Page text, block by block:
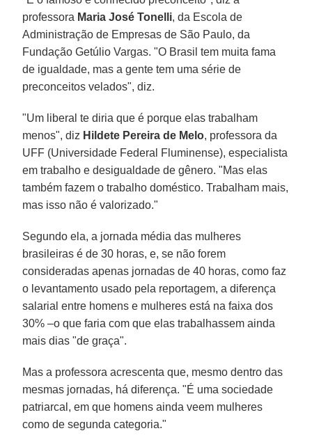
professora Maria José Tonelli, da Escola de
Administração de Empresas de São Paulo, da
Fundação Getúlio Vargas. "O Brasil tem muita fama
de igualdade, mas a gente tem uma série de
preconceitos velados", diz.
"Um liberal te diria que é porque elas trabalham
menos", diz Hildete Pereira de Melo, professora da
UFF (Universidade Federal Fluminense), especialista
em trabalho e desigualdade de gênero. "Mas elas
também fazem o trabalho doméstico. Trabalham mais,
mas isso não é valorizado."
Segundo ela, a jornada média das mulheres
brasileiras é de 30 horas, e, se não forem
consideradas apenas jornadas de 40 horas, como faz
o levantamento usado pela reportagem, a diferença
salarial entre homens e mulheres está na faixa dos
30% –o que faria com que elas trabalhassem ainda
mais dias "de graça".
Mas a professora acrescenta que, mesmo dentro das
mesmas jornadas, há diferença. "É uma sociedade
patriarcal, em que homens ainda veem mulheres
como de segunda categoria."